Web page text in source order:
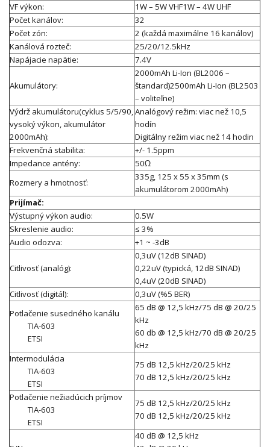
VF výkon:
1W – 5W VHF1W – 4W UHF
Počet kanálov:
32
Počet zón:
2 (každá maximálne 16 kanálov)
Kanálová rozteč:
25/20/12.5kHz
Napájacie napätie:
7.4V
Akumulátory:
2000mAh Li-Ion (BL2006 –
štandard)2500mAh Li-Ion (BL2503
– voliteľne)
Výdrž akumulátoru(cyklus 5/5/90,
vysoký výkon, akumulátor
2000mAh):
Analógový režim: viac než 10,5
hodín
Digitálny režim viac než 14 hodin
Frekvenčná stabilita:
+/- 1.5ppm
Impedance antény:
50Ω
Rozmery a hmotnosť:
335g, 125 x 55 x 35mm (s
akumulátorom 2000mAh)
Prijímač:
Výstupný výkon audio:
0.5W
Skreslenie audio:
≤ 3%
Audio odozva:
+1 ~ -3dB
Citlivosť (analóg):
0,3uV (12dB SINAD)
0,22uV (typická, 12dB SINAD)
0,4uV (20dB SINAD)
Citlivosť (digitál):
0,3uV (%5 BER)
Potlačenie susedného kanálu
TIA-603
ETSI
65 dB @ 12,5 kHz/75 dB @ 20/25
kHz
60 db @ 12,5 kHz/70 dB @ 20/25
kHz
Intermodulácia
TIA-603
ETSI
75 dB 12,5 kHz/20/25 kHz
70 dB 12,5 kHz/20/25 kHz
Potlačenie nežiadúcich príjmov
TIA-603
ETSI
75 dB 12,5 kHz/20/25 kHz
70 dB 12,5 kHz/20/25 kHz
40 dB @ 12,5 kHz